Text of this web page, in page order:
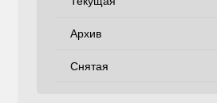
Архив
Снятая